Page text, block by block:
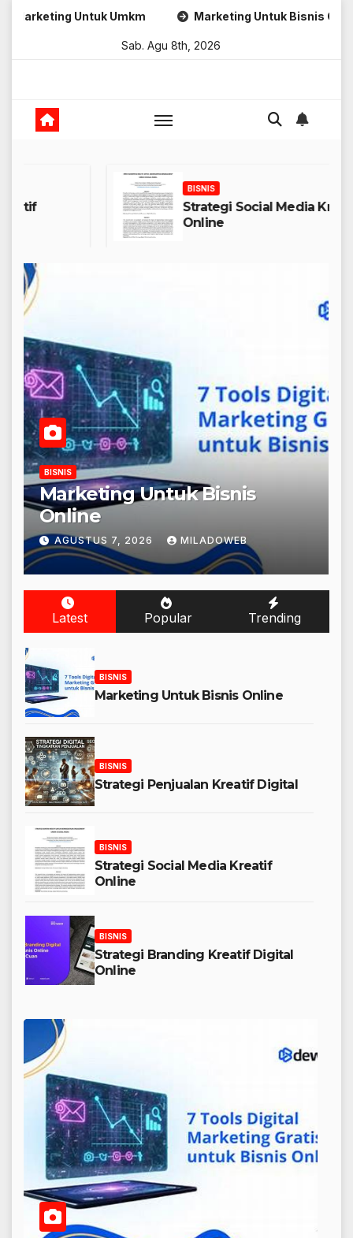
Umkm Marketing Untuk Bisnis Online
Sab. Agu 8th, 2026
BISNIS
Strategi Social Media Kreatif
Online
BISNIS
Marketing Untuk Bisnis
Online
AGUSTUS 7, 2026 MILADOWEB
Latest Popular Trending
BISNIS
Marketing Untuk Bisnis Online
BISNIS
Strategi Penjualan Kreatif Digital
BISNIS
Strategi Social Media Kreatif
Online
BISNIS
Strategi Branding Kreatif Digital
Online